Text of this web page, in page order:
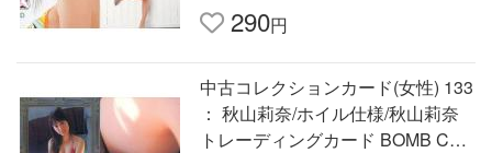
290円
中古コレクションカード(女性) 133
： 秋山莉奈/ホイル仕様/秋山莉奈
トレーディングカード BOMB CAR